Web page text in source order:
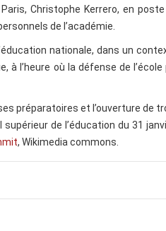
Christophe Kerrero, en
de l’académie.
nationale, dans un
à l’heure où la défense de
préparatoires et l’ouverture de
de l’éducation du 31
, Wikimedia commons.